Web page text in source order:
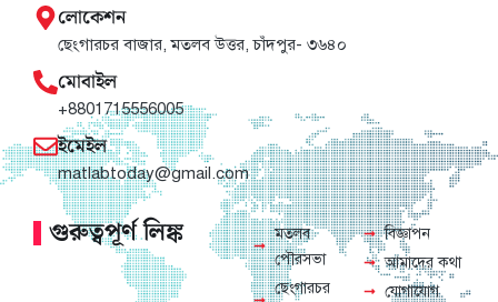
গুরুত্বপূর্ণ লিঙ্ক
মতলব
পৌরসভা
ছেংগারচর
বিজ্ঞাপন
আমাদের কথা
যোগাযোগ
লোকেশন
ছেংগারচর বাজার, মতলব উত্তর, চাঁদপুর- ৩৬৪০
মোবাইল
+8801715556005
ইমেইল
matlabtoday@gmail.com